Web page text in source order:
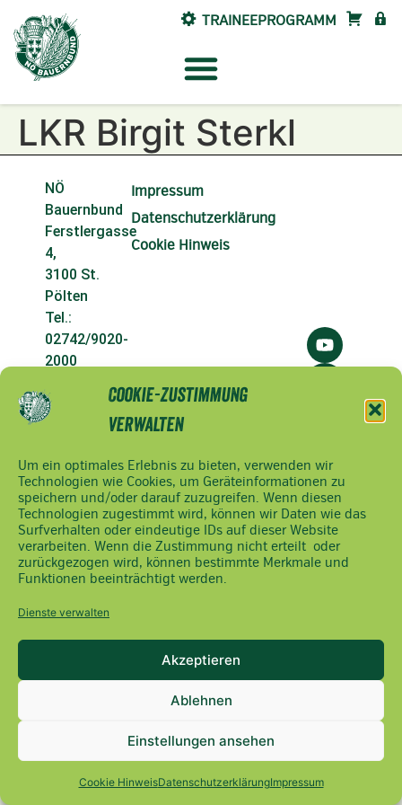
Cookie-Zustimmung
verwalten
Um ein optimales Erlebnis zu bieten, verwenden wir
Technologien wie Cookies, um Geräteinformationen zu
speichern und/oder darauf zuzugreifen. Wenn diesen
Technologien zugestimmt wird, können wir Daten wie das
Surfverhalten oder eindeutige IDs auf dieser Website
verarbeiten. Wenn die Zustimmung nicht erteilt oder
zurückgezogen wird, können bestimmte Merkmale und
Funktionen beeinträchtigt werden.
Dienste verwalten
Akzeptieren
Ablehnen
Einstellungen ansehen
Cookie HinweisDatenschutzerklärungImpressum
TRAINEEPROGRAMM SHOP
LKR Birgit Sterkl
NÖ
Bauernbund
Ferstlergasse
4,
3100 St.
Pölten
Tel.:
02742/9020-
2000
02742/9020-
Impressum
Datenschutzerklärung
Cookie Hinweis